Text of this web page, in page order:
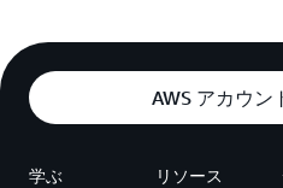
AWS アカウン
学ぶ リソース